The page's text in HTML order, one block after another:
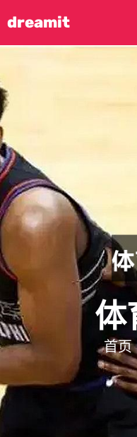
体
首页